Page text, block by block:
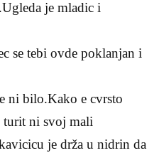
je mladic i
se tebi ovde poklanjan i
ni bilo.Kako e cvrsto
turit ni svoj mali
je drža u nidrin da